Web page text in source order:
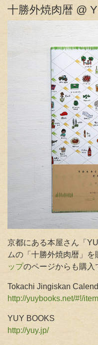
十勝外焼肉暦 @
京都にある本屋さん「
ムの「十勝外焼肉暦」を
ップのページからも購入
Tokachi Jingiskan
http://yuybooks.net/#!/
YUY BOOKS
http://yuy.jp/